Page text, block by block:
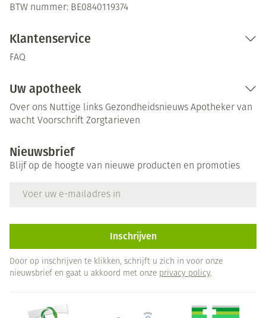
BTW nummer: BE0840119374
Klantenservice
FAQ
Uw apotheek
Over ons Nuttige links Gezondheidsnieuws Apotheker van
wacht Voorschrift Zorgtarieven
Nieuwsbrief
Blijf op de hoogte van nieuwe producten en promoties
Inschrijven
Door op inschrijven te klikken, schrijft u zich in voor onze
nieuwsbrief en gaat u akkoord met onze privacy policy.